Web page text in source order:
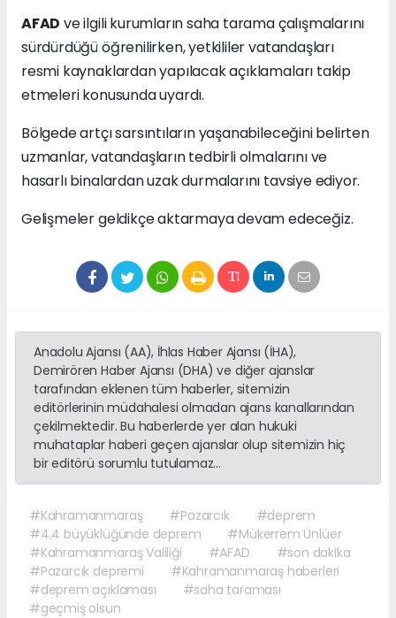
AFAD ve ilgili kurumların saha tarama çalışmalarını
sürdürdüğü öğrenilirken, yetkililer vatandaşları
resmi kaynaklardan yapılacak açıklamaları takip
etmeleri konusunda uyardı.
Bölgede artçı sarsıntıların yaşanabileceğini belirten
uzmanlar, vatandaşların tedbirli olmalarını ve
hasarlı binalardan uzak durmalarını tavsiye ediyor.
Gelişmeler geldikçe aktarmaya devam edeceğiz.
Anadolu Ajansı (AA), İhlas Haber Ajansı (İHA),
Demirören Haber Ajansı (DHA) ve diğer ajanslar
tarafından eklenen tüm haberler, sitemizin
editörlerinin müdahalesi olmadan ajans kanallarından
çekilmektedir. Bu haberlerde yer alan hukuki
muhataplar haberi geçen ajanslar olup sitemizin hiç
bir editörü sorumlu tutulamaz...
#Kahramanmaraş #Pazarcık
#deprem
#4.4 büyüklüğünde deprem
#Mükerrem Ünlüer
#Kahramanmaraş Valiliği
#AFAD
#son dakika
#Pazarcık depremi
#Kahramanmaraş haberleri
#deprem açıklaması
#saha taraması
#geçmiş olsun